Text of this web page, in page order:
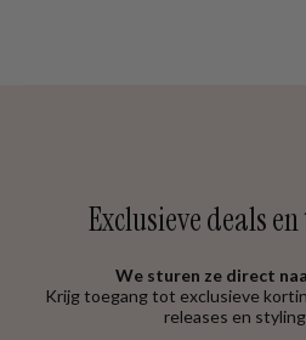
Exclusieve deals
We sturen ze direct
Krijg toegang tot exclusieve
releases en